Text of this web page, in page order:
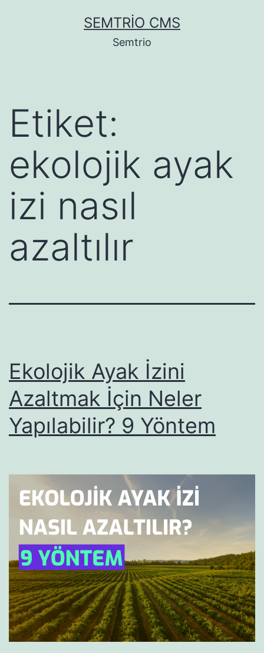
SEMTRIO CMS
Semtrio
Etiket:
ekolojik ayak
izi nasıl
azaltılır
Ekolojik Ayak İzini
Azaltmak İçin Neler
Yapılabilir? 9 Yöntem